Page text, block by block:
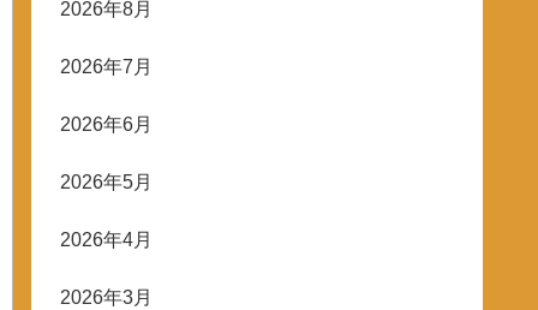
2026年8月
2026年7月
2026年6月
2026年5月
2026年4月
2026年3月